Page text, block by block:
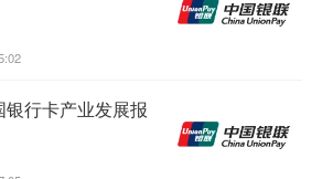
行卡产业发展报